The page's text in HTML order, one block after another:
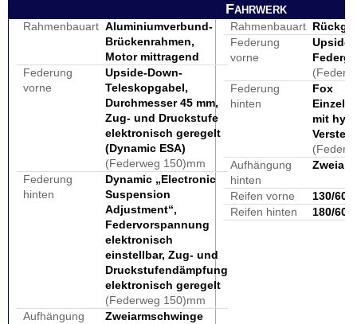
Fahrwerk
Rahmenbauart Aluminiumverbund-
Brückenrahmen,
Motor mittragend
Federung
vorne
Upside-Down-
Teleskopgabel,
Durchmesser 45 mm,
Zug- und Druckstufe
elektronisch geregelt
(Dynamic ESA)
(Federweg 150)mm
Federung
hinten
Dynamic „Electronic
Suspension
Adjustment“,
Federvorspannung
elektronisch
einstellbar, Zug- und
Druckstufendämpfung
elektronisch geregelt
(Federweg 150)mm
Aufhängung
Zweiarmschwinge
Rahmenbauart
Federung
vorne
Federung
hinten
Fox
mit
Aufhängung
hinten
Reifen vorne
130/60
Reifen hinten
180/60